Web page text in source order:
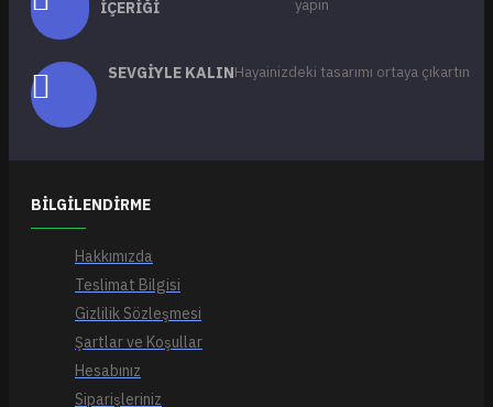
İÇERIĞI
yapın
SEVGIYLE KALINHayainizdeki tasarımı ortaya çıkartın
BILGILENDIRME
Hakkımızda
Teslimat Bilgisi
Gizlilik Sözleşmesi
Şartlar ve Koşullar
Hesabınız
Siparişleriniz